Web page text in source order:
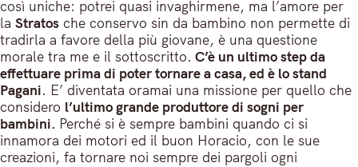
così uniche: potrei quasi invaghirmene, ma l’amore per
la Stratos che conservo sin da bambino non permette di
tradirla a favore della più giovane, è una questione
morale tra me e il sottoscritto. C’è un ultimo step da
effettuare prima di poter tornare a casa, ed è lo stand
Pagani. E’ diventata oramai una missione per quello che
considero l’ultimo grande produttore di sogni per
bambini. Perché si è sempre bambini quando ci si
innamora dei motori ed il buon Horacio, con le sue
creazioni, fa tornare noi sempre dei pargoli ogni